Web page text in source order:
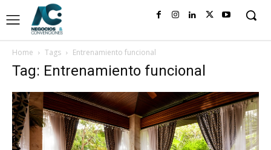
Home Tags Entrenamiento funcional
Tag: Entrenamiento funcional